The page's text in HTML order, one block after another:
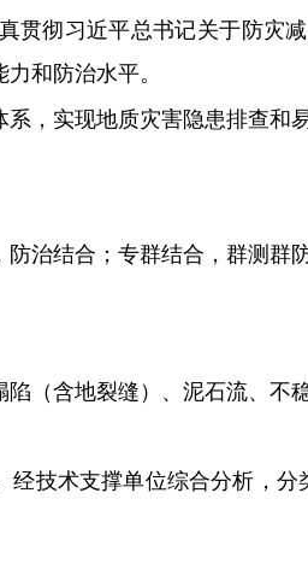
贯彻习近平总书记关于防灾
力和防治水平。
，实现地质灾害隐患排查
治结合；专群结合，群测群
（含地裂缝）、泥石流、不
经技术支撑单位综合分析，分